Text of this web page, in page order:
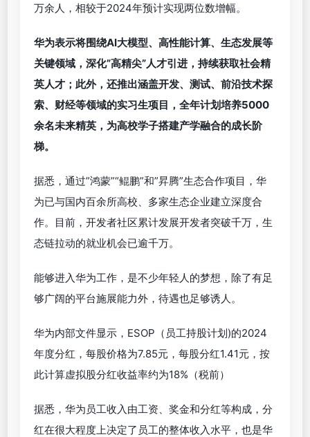
万余人，相较于2024年预计实现两位数增幅。
华为表示将围绕AI大模型、高性能计算、生态发展等
关键领域，深化”高精尖”人才引进，持续获取社会精
英人才；此外，还推出涵盖开发、测试、前沿技术探
索、财经等领域的实习生项目，全年计划培养5000
余名未来精英，为高校学子搭建产学融合的成长阶
梯。
据悉，通过”鸿蒙”“鲲鹏”和”昇腾”生态合作项目，华
为已与国内百余所高校、多家生态企业建立深度合
作。目前，开发者社区累计发展开发者突破千万，生
态链拉动的就业机会已逾千万。
能够进入华为工作，是不少年轻人的梦想，除了有足
够广阔的平台施展能力外，待遇也足够诱人。
华为内部文件显示，ESOP（员工持股计划)的2024
年度分红，每股价格为7.85元，每股分红1.41元，按
此计算虚拟股分红收益率约为18%（税前）
据悉，华为员工收入由工资、奖金和分红等构成，分
红在很大程度上决定了员工的整体收入水平，也是华